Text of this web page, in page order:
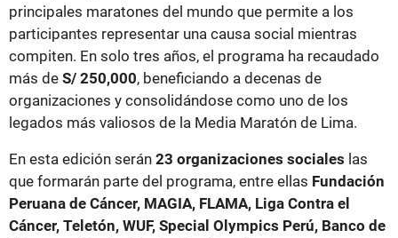
principales maratones del mundo que permite a los
participantes representar una causa social mientras
compiten. En solo tres años, el programa ha recaudado
más de S/ 250,000, beneficiando a decenas de
organizaciones y consolidándose como uno de los
legados más valiosos de la Media Maratón de Lima.
En esta edición serán 23 organizaciones sociales las
que formarán parte del programa, entre ellas Fundación
Peruana de Cáncer, MAGIA, FLAMA, Liga Contra el
Cáncer, Teletón, WUF, Special Olympics Perú, Banco de